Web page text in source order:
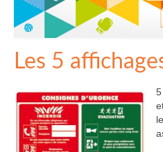
Les 5